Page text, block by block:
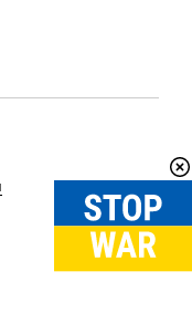
Вгору↑